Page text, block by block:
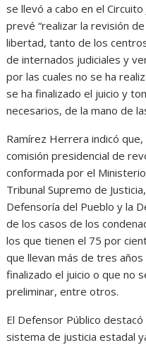
se llevó a cabo en el
prevé “realizar la revisión
libertad, tanto de los
de internados judiciales y
por las cuales no se ha
se ha finalizado el juicio y
necesarios, de la mano de
Ramírez Herrera indicó
comisión presidencial de
conformada por el
Tribunal Supremo de
Defensoría del Pueblo y la
de los casos de los
los que tienen el 75 por
que llevan más de tres
finalizado el juicio o que no
preliminar, entre otros.
El Defensor Público
sistema de justicia estadal